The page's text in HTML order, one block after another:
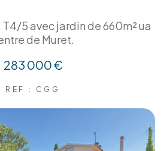
5 avec jardin de 660m² ua
de Muret.
283 000 €
REF : CGG